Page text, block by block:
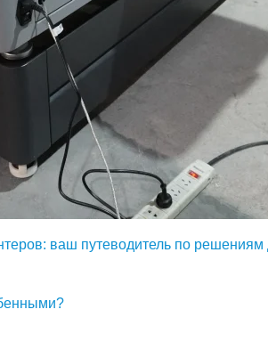
ваш путеводитель по решениям